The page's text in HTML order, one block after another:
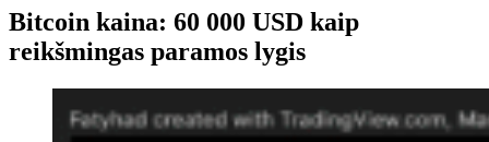
Bitcoin kaina: 60 000 USD kaip
reikšmingas paramos lygis